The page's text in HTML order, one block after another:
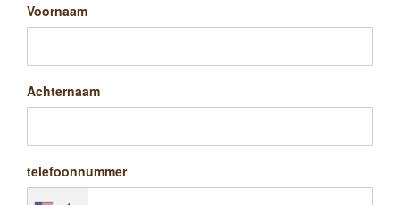
Voornaam
Achternaam
telefoonnummer